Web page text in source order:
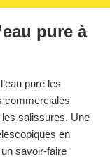
pure à
pure les
commerciales
salissures. Une
en
savoir-faire